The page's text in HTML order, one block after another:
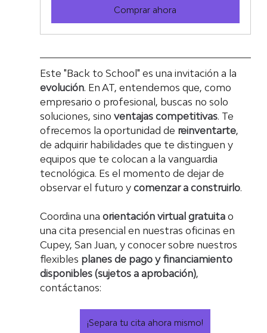
Comprar ahora
Este "Back to School" es una invitación a la
evolución. En AT, entendemos que, como
empresario o profesional, buscas no solo
soluciones, sino ventajas competitivas. Te
ofrecemos la oportunidad de reinventarte,
de adquirir habilidades que te distinguen y
equipos que te colocan a la vanguardia
tecnológica. Es el momento de dejar de
observar el futuro y comenzar a construirlo.
Coordina una orientación virtual gratuita o
una cita presencial en nuestras oficinas en
Cupey, San Juan, y conocer sobre nuestros
flexibles planes de pago y financiamiento
disponibles (sujetos a aprobación),
contáctanos:
¡Separa tu cita ahora mismo!